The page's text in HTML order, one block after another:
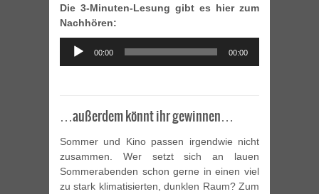
Die 3-Minuten-Lesung gibt es hier zum
Nachhören:
Audio
Player
00:00 00:00
…außerdem könnt ihr gewinnen…
Sommer und Kino passen irgendwie nicht
zusammen. Wer setzt sich an lauen
Sommerabenden schon gerne in einen viel
zu stark klimatisierten, dunklen Raum? Zum